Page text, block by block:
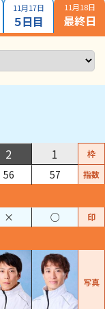
11月17日
５日目
11月18日
最終日
枠
1
2
指数
57
56
印
○
×
写真